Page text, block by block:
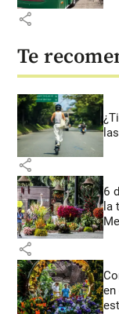
share
Te
share
6
la
share
en